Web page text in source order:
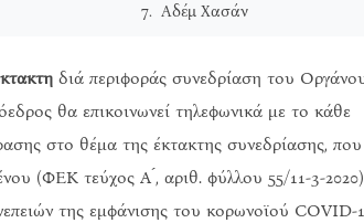
7. Αδέμ Χασάν
διά περιφοράς συνεδρίαση του
θα επικοινωνεί τηλεφωνικά με το κάθε
στο θέμα της έκτακτης συνεδρίασης, που
(ΦΕΚ τεύχος Α ́, αριθ. φύλλου 55/11-3-
της εμφάνισης του κορωνοϊού COVID-